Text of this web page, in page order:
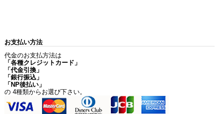
お支払い方法
代金のお支払方法は
「各種クレジットカード」
「代金引換」
「銀行振込」
「NP後払い」
の 4種類からお選び下さい。